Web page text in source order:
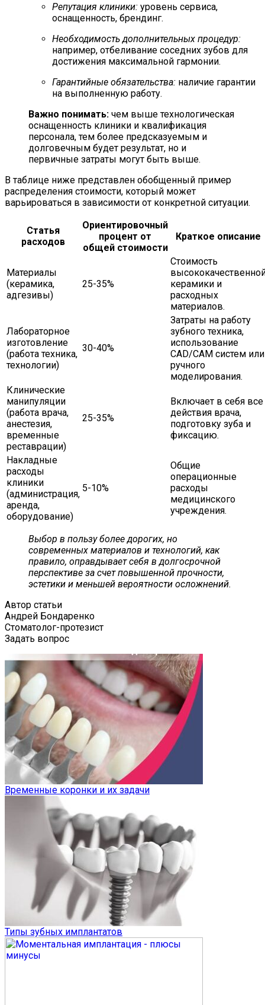
Репутация клиники: уровень сервиса,
оснащенность, брендинг.
Необходимость дополнительных процедур:
например, отбеливание соседних зубов для
достижения максимальной гармонии.
Гарантийные обязательства: наличие гарантии
на выполненную работу.
Важно понимать: чем выше технологическая
оснащенность клиники и квалификация
персонала, тем более предсказуемым и
долговечным будет результат, но и
первичные затраты могут быть выше.
В таблице ниже представлен обобщенный пример
распределения стоимости, который может
варьироваться в зависимости от конкретной ситуации.
Статья
расходов
Ориентировочный
процент от
общей стоимости
Краткое описание
Материалы
(керамика,
адгезивы)
25-35%
Стоимость
керамики и
расходных
материалов.
Лабораторное
изготовление
(работа техника,
технологии)
30-40%
Затраты на работу
зубного техника,
использование
CAD/CAM систем или
ручного
моделирования.
Клинические
манипуляции
(работа врача,
анестезия,
временные
реставрации)
25-35%
Включает в себя все
действия врача,
подготовку зуба и
фиксацию.
Накладные
расходы
клиники
(администрация,
аренда,
оборудование)
5-10%
Общие
операционные
расходы
медицинского
учреждения.
Выбор в пользу более дорогих, но
современных материалов и технологий, как
правило, оправдывает себя в долгосрочной
перспективе за счет повышенной прочности,
эстетики и меньшей вероятности осложнений.
Автор статьи
Андрей Бондаренко
Стоматолог-протезист
Задать вопрос
Временные коронки и их задачи
Типы зубных имплантатов